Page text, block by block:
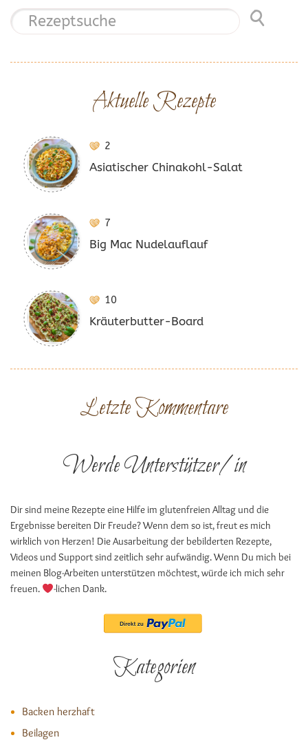
Aktuelle Rezepte
2
Asiatischer Chinakohl-Salat
7
Big Mac Nudelauflauf
10
Kräuterbutter-Board
Letzte Kommentare
Werde Unterstützer/in
Dir sind meine Rezepte eine Hilfe im glutenfreien Alltag und die
Ergebnisse bereiten Dir Freude? Wenn dem so ist, freut es mich
wirklich von Herzen! Die Ausarbeitung der bebilderten Rezepte,
Videos und Support sind zeitlich sehr aufwändig. Wenn Du mich bei
meinen Blog-Arbeiten unterstützen möchtest, würde ich mich sehr
freuen.
-lichen Dank.
Kategorien
Backen herzhaft
Beilagen